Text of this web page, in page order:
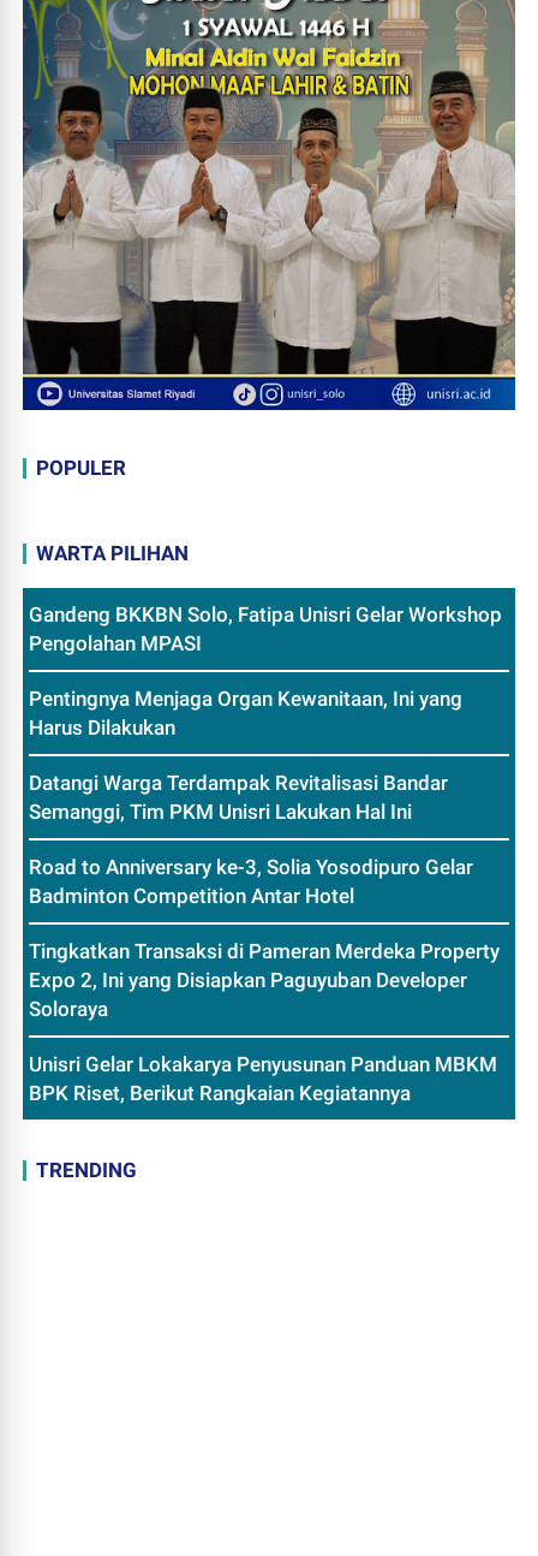
POPULER
WARTA PILIHAN
Gandeng BKKBN Solo, Fatipa Unisri Gelar Workshop
Pengolahan MPASI
Pentingnya Menjaga Organ Kewanitaan, Ini yang
Harus Dilakukan
Datangi Warga Terdampak Revitalisasi Bandar
Semanggi, Tim PKM Unisri Lakukan Hal Ini
Road to Anniversary ke-3, Solia Yosodipuro Gelar
Badminton Competition Antar Hotel
Tingkatkan Transaksi di Pameran Merdeka Property
Expo 2, Ini yang Disiapkan Paguyuban Developer
Soloraya
Unisri Gelar Lokakarya Penyusunan Panduan MBKM
BPK Riset, Berikut Rangkaian Kegiatannya
TRENDING